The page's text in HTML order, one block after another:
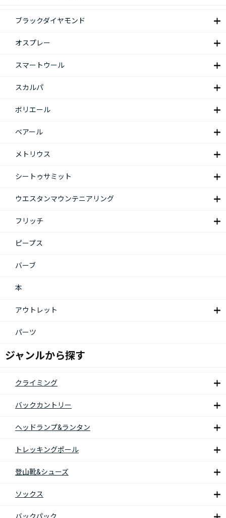
ブラックダイヤモンド
オスプレー
スマートウール
スカルパ
ボリエール
ベアール
メトリウス
シートゥサミット
ウエスタンマウンテニアリング
フリッチ
ピープス
バーブ
本
アウトレット
パーツ
ジャンルから探す
クライミング
バックカントリー
ヘッドランプ&ランタン
トレッキングポール
登山靴&シューズ
ソックス